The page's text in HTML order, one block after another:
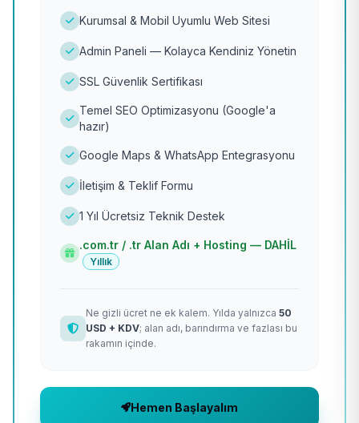
Kurumsal & Mobil Uyumlu Web Sitesi
Admin Paneli — Kolayca Kendiniz Yönetin
SSL Güvenlik Sertifikası
Temel SEO Optimizasyonu (Google'a
hazır)
Google Maps & WhatsApp Entegrasyonu
İletişim & Teklif Formu
1 Yıl Ücretsiz Teknik Destek
.com.tr / .tr Alan Adı + Hosting — DAHİL
Yıllık
Ne gizli ücret ne ek kalem. Yılda yalnızca 50
USD + KDV; alan adı, barındırma ve fazlası bu
rakamın içinde.
Hemen Başlayalım